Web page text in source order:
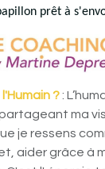
prêt à
?:
ma
je ressens
aider grâce à